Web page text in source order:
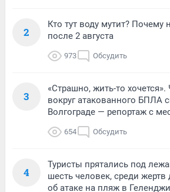
2
Кто тут воду мутит? Почему
после 2 августа
973 Обсудить
3
«Страшно, жить-то
вокруг атакованного БПЛА
Волгограде — репортаж с
654 Обсудить
4
Туристы прятались под
шесть человек, среди жертв
об атаке на пляж в